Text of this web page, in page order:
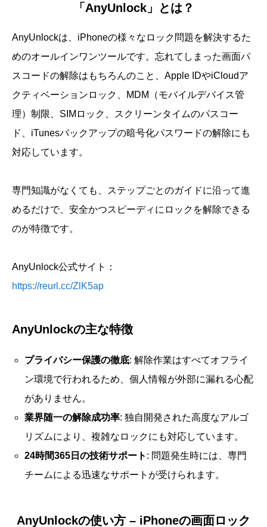
「AnyUnlock」とは？
AnyUnlockは、iPhoneの様々なロック問題を解決するた
めのオールインワンツールです。忘れてしまった画面パ
スコードの解除はもちろんのこと、Apple IDやiCloudア
クティベーションロック、MDM（モバイルデバイス管
理）制限、SIMロック、スクリーンタイムのパスコー
ド、iTunesバックアップの暗号化パスワードの解除にも
対応しています。
専門知識がなくても、ステップごとのガイドに沿って進
めるだけで、安全かつスピーディにロックを解除できる
のが特徴です。
AnyUnlock公式サイト：
https://reurl.cc/ZlK5ap
AnyUnlockの主な特徴
プライバシー保護の徹底: 解除作業はすべてオフライ
ン環境で行われるため、個人情報が外部に漏れる心配
がありません。
業界随一の解除成功率: 独自開発された高度なアルゴ
リズムにより、複雑なロックにも対応しています。
24時間365日の技術サポート : 問題発生時には、専門
チームによる迅速なサポートが受けられます。
AnyUnlockの使い方 – iPhoneの画面ロック